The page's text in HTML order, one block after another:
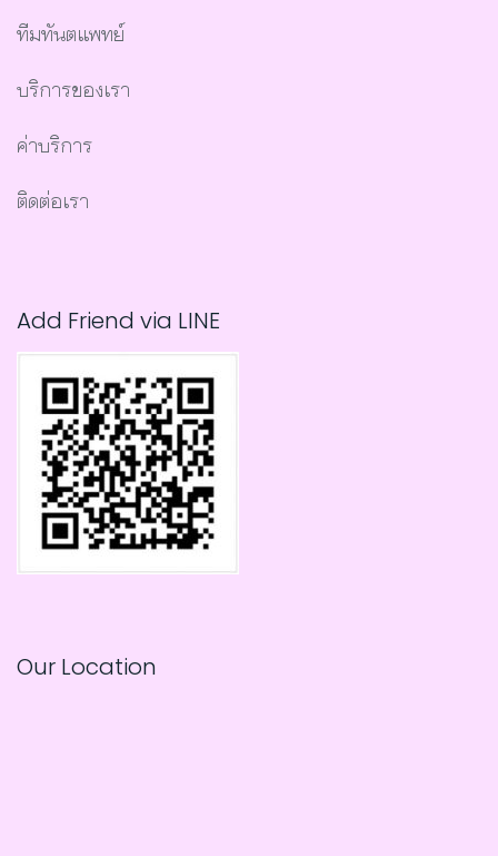
ทีมทันตแพทย์
บริการของเรา
ค่าบริการ
ติดต่อเรา
Add Friend via LINE
Our Location